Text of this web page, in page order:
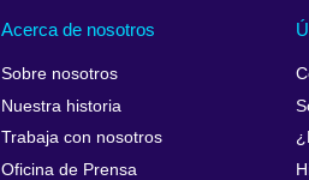
Acerca de nosotros
Sobre nosotros
Nuestra historia
Trabaja con nosotros
Oficina de Prensa